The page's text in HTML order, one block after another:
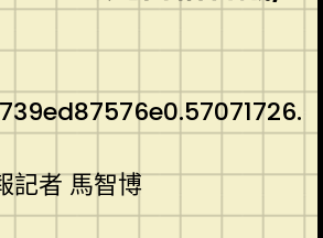
記者 馬智博